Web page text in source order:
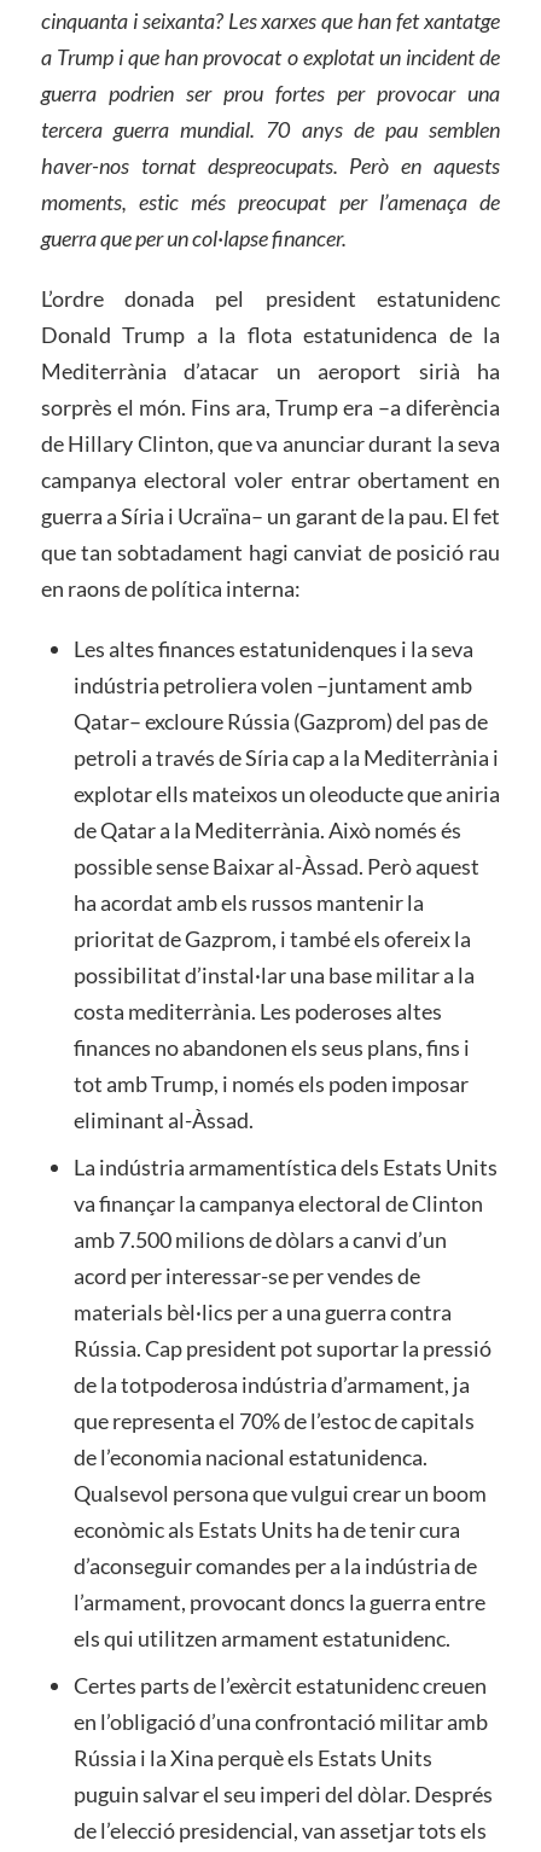
cinquanta i seixanta? Les xarxes que han fet xantatge
a Trump i que han provocat o explotat un incident de
guerra podrien ser prou fortes per provocar una
tercera guerra mundial. 70 anys de pau semblen
haver-nos tornat despreocupats. Però en aquests
moments, estic més preocupat per l’amenaça de
guerra que per un col·lapse financer.
L’ordre donada pel president estatunidenc
Donald Trump a la flota estatunidenca de la
Mediterrània d’atacar un aeroport sirià ha
sorprès el món. Fins ara, Trump era –a diferència
de Hillary Clinton, que va anunciar durant la seva
campanya electoral voler entrar obertament en
guerra a Síria i Ucraïna– un garant de la pau. El fet
que tan sobtadament hagi canviat de posició rau
en raons de política interna:
Les altes finances estatunidenques i la seva
indústria petroliera volen –juntament amb
Qatar– excloure Rússia (Gazprom) del pas de
petroli a través de Síria cap a la Mediterrània i
explotar ells mateixos un oleoducte que aniria
de Qatar a la Mediterrània. Això només és
possible sense Baixar al-Àssad. Però aquest
ha acordat amb els russos mantenir la
prioritat de Gazprom, i també els ofereix la
possibilitat d’instal·lar una base militar a la
costa mediterrània. Les poderoses altes
finances no abandonen els seus plans, fins i
tot amb Trump, i només els poden imposar
eliminant al-Àssad.
La indústria armamentística dels Estats Units
va finançar la campanya electoral de Clinton
amb 7.500 milions de dòlars a canvi d’un
acord per interessar-se per vendes de
materials bèl·lics per a una guerra contra
Rússia. Cap president pot suportar la pressió
de la totpoderosa indústria d’armament, ja
que representa el 70% de l’estoc de capitals
de l’economia nacional estatunidenca.
Qualsevol persona que vulgui crear un boom
econòmic als Estats Units ha de tenir cura
d’aconseguir comandes per a la indústria de
l’armament, provocant doncs la guerra entre
els qui utilitzen armament estatunidenc.
Certes parts de l’exèrcit estatunidenc creuen
en l’obligació d’una confrontació militar amb
Rússia i la Xina perquè els Estats Units
puguin salvar el seu imperi del dòlar. Després
de l’elecció presidencial, van assetjar tots els